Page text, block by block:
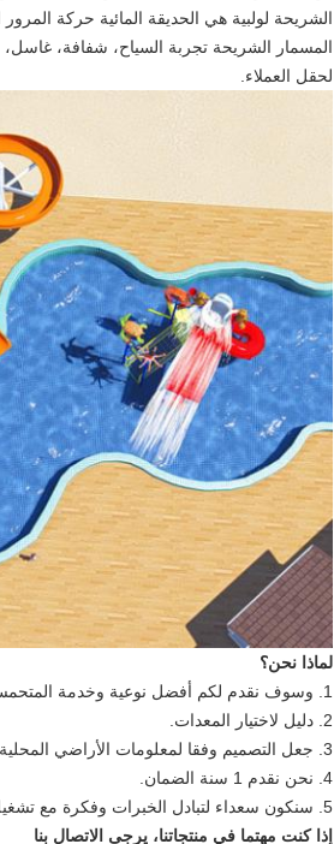
الشريحة لولبية هي الحديقة المائية حركة
المسمار الشريحة تجربة السياح، شفافة، غاسل،
لحقل العملاء.
لماذا نحن؟
1. وسوف نقدم لكم أفضل نوعية وخدمة المتحمسين.
2. دليل لاختيار المعدات.
3. جعل التصميم وفقا لمعلومات الأراضي المحلية وطلبات.
4. نحن نقدم 1 سنة الضمان.
5. سنكون سعداء لتبادل الخبرات وفكرة مع تشغيل المعدات وكيفية إدارة الحديقة المائية.
إذا كنت مهتما في منتجاتنا، يرجى الاتصال بنا